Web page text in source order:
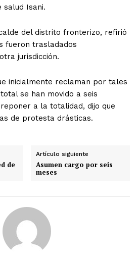
salud Isani.
del distrito fronterizo, refirió
fueron trasladados
jurisdicción.
inicialmente reclaman por tales
se han movido a seis
a la totalidad, dijo que
de protesta drásticas.
de
Artículo siguiente
Asumen cargo por seis
meses